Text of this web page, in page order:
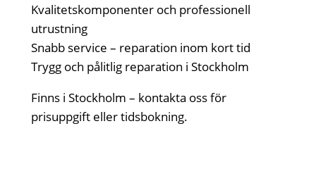
Kvalitetskomponenter och professionell
utrustning
Snabb service – reparation inom kort tid
Trygg och pålitlig reparation i Stockholm
Finns i Stockholm – kontakta oss för
prisuppgift eller tidsbokning.